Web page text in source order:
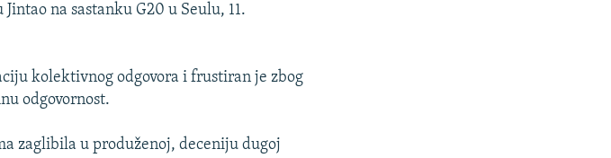
na sastanku G20 u Seulu, 11.
kolektivnog odgovora i frustiran je zbog
odgovornost.
zaglibila u produženoj, deceniju dugoj